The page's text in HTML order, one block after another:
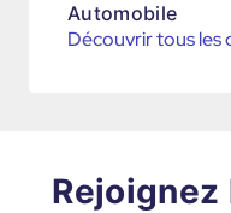
Automobile
Découvrir tous les
Rejoignez